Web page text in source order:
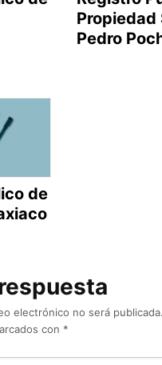
Propiedad
Pedro
de
electrónico no será publicada.
con *